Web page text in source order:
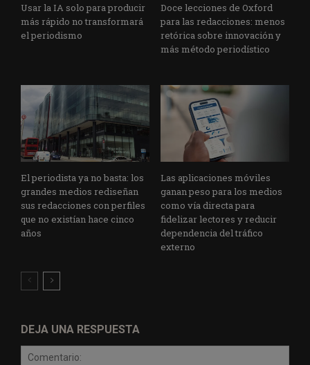
Usar la IA solo para producir
más rápido no transformará
el periodismo
Doce lecciones de Oxford
para las redacciones: menos
retórica sobre innovación y
más método periodístico
El periodista ya no basta: los
grandes medios rediseñan
sus redacciones con perfiles
que no existían hace cinco
años
Las aplicaciones móviles
ganan peso para los medios
como vía directa para
fidelizar lectores y reducir
dependencia del tráfico
externo
DEJA UNA RESPUESTA